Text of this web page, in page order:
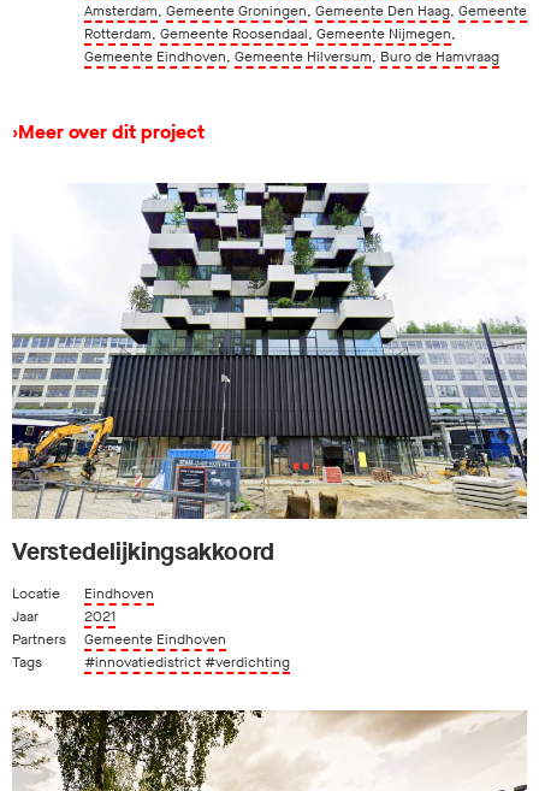
Amsterdam, Gemeente Groningen, Gemeente Den Haag, Gemeente
Rotterdam, Gemeente Roosendaal, Gemeente Nijmegen,
Gemeente Eindhoven, Gemeente Hilversum, Buro de Hamvraag
›Meer over dit project
Verstedelijkingsakkoord
Locatie
Eindhoven
Jaar
2021
Partners
Gemeente Eindhoven
Tags
#innovatiedistrict#verdichting